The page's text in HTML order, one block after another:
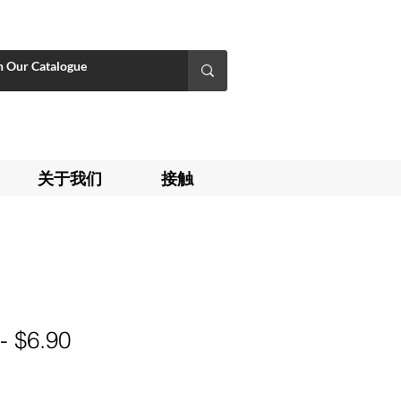
关于我们 接触
$6.90